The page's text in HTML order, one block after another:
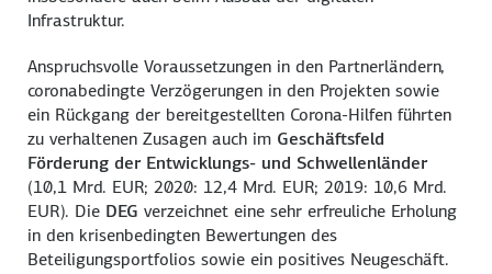
Infrastruktur.
Anspruchsvolle Voraussetzungen in den Partnerländern,
coronabedingte Verzögerungen in den Projekten sowie
ein Rückgang der bereitgestellten Corona-Hilfen führten
zu verhaltenen Zusagen auch im Geschäftsfeld
Förderung der Entwicklungs- und Schwellenländer
(10,1 Mrd. EUR; 2020: 12,4 Mrd. EUR; 2019: 10,6 Mrd.
EUR). Die DEG verzeichnet eine sehr erfreuliche Erholung
in den krisenbedingten Bewertungen des
Beteiligungsportfolios sowie ein positives Neugeschäft.